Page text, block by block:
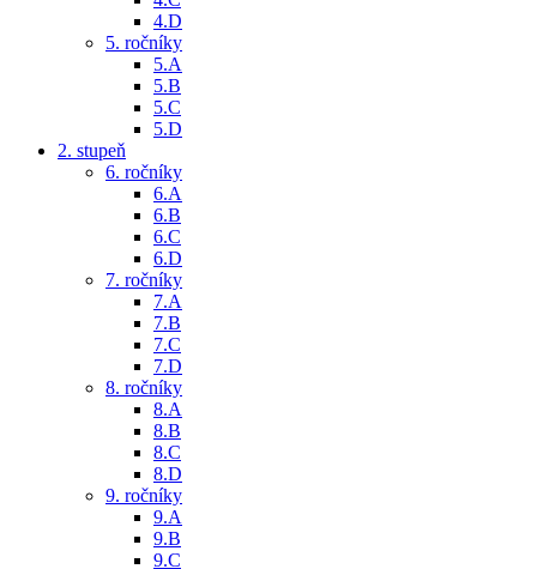
4.D
5. ročníky
5.A
5.B
5.C
5.D
2. stupeň
6. ročníky
6.A
6.B
6.C
6.D
7. ročníky
7.A
7.B
7.C
7.D
8. ročníky
8.A
8.B
8.C
8.D
9. ročníky
9.A
9.B
9.C